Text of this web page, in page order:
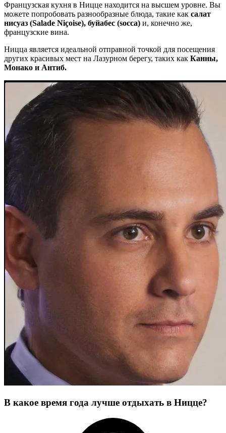
Французская кухня в Ницце находится на высшем уровне. Вы
можете попробовать разнообразные блюда, такие как салат
нисуаз (Salade Niçoise), буйабес (socca) и, конечно же,
французские вина.
Ницца является идеальной отправной точкой для посещения
других красивых мест на Лазурном берегу, таких как Канны,
Монако и Антиб.
В какое время года лучше отдыхать в Ницце?